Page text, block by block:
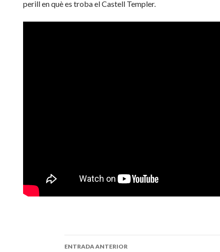
perill en què es troba el Castell Templer.
ENTRADA ANTERIOR